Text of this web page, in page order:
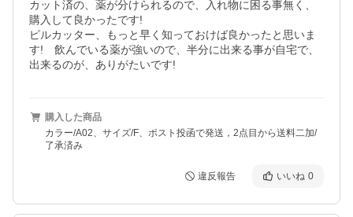
カット済の、薬が分けられるので、入れ物に困る事無く、
購入して良かったです!
ピルカッター、もっと早く知っておけば良かったと思いま
す!　飲んでいる薬が強いので、半分に出来る事が自宅で、
出来るのが、ありがたいです!
購入した商品
カラー/A02、サイズ/F、ポスト投函で発送，2点目から送料二加/
了承済み
違反報告 いいね 0